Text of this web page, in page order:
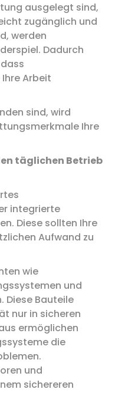
ausgelegt sind,
zugänglich und
werden
Dadurch
Arbeit
sind, wird
Ihre
täglichen Betrieb
integrierte
Diese sollten Ihre
Aufwand zu
wie
und
Diese Bauteile
nur in sicheren
ermöglichen
die
und
sichereren